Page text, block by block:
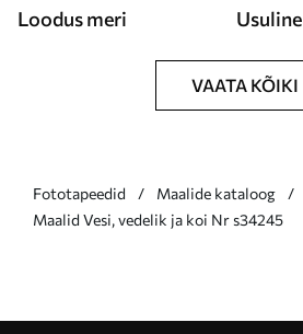
Loodus meri Usuline
VAATA KÕIKI
Fototapeedid Maalide kataloog
Maalid Vesi, vedelik ja koi Nr s34245